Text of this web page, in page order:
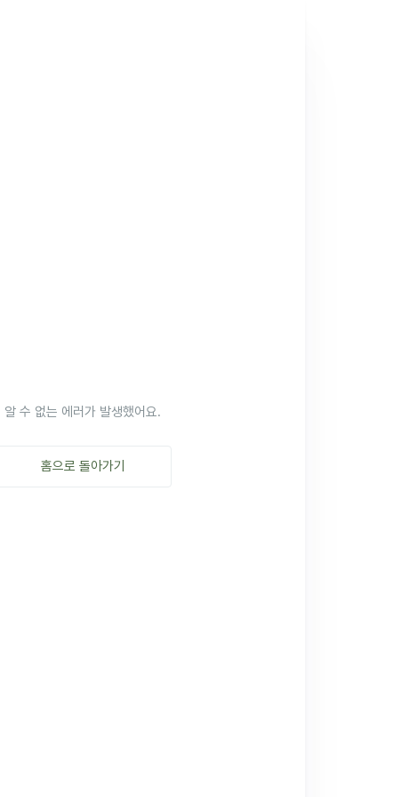
알 수 없는 에러가 발생했어요.
홈으로 돌아가기